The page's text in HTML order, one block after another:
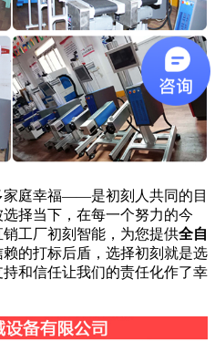
家庭幸福——是初刻人共同的目
择当下，在每一个努力的今
销工厂初刻智能，为您提供全自
赖的打标后盾，选择初刻就是选
和信任让我们的责任化作了幸